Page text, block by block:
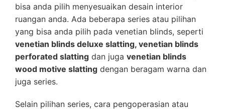
bisa anda pilih menyesuaikan desain interior
ruangan anda. Ada beberapa series atau pilihan
yang bisa anda pilih pada venetian blinds, seperti
venetian blinds deluxe slatting, venetian blinds
perforated slatting dan juga venetian blinds
wood motive slatting dengan beragam warna dan
juga series.
Selain pilihan series, cara pengoperasian atau